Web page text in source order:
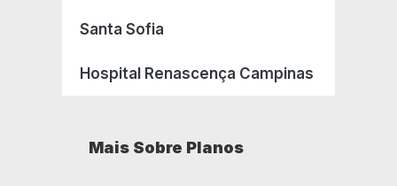
Santa Sofia
Hospital Renascença Campinas
Mais Sobre Planos